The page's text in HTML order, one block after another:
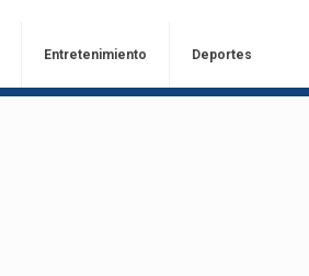
Entretenimiento Deportes